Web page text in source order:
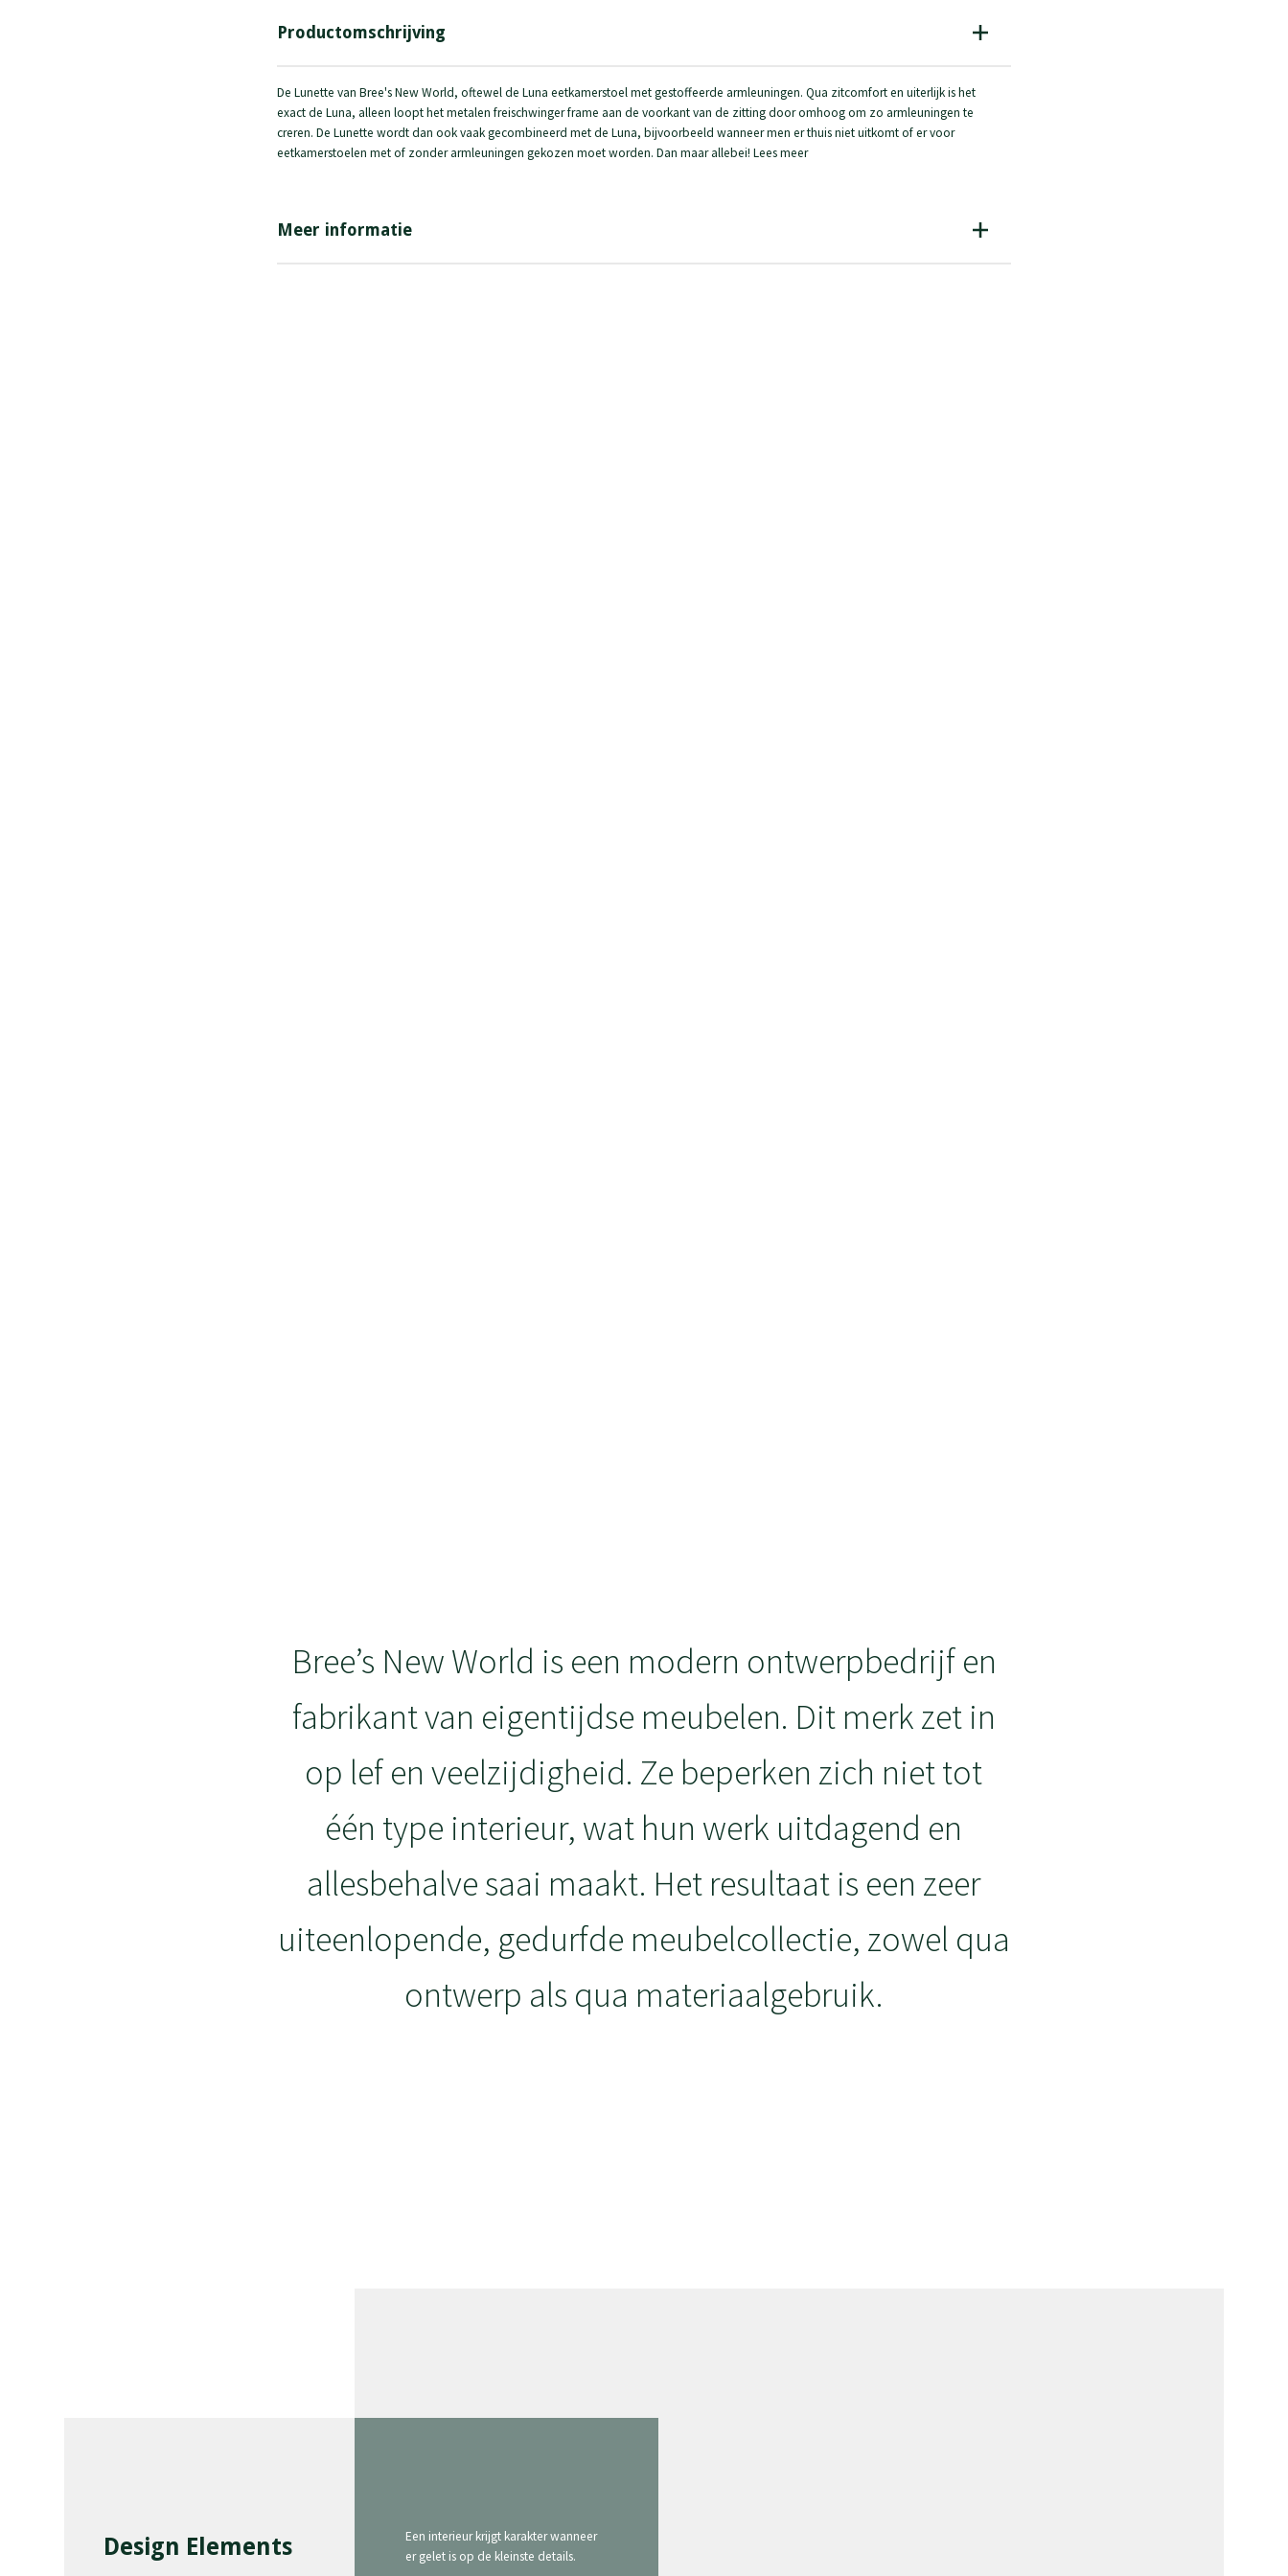
Productomschrijving
De Lunette van Bree's New World, oftewel de Luna eetkamerstoel met gestoffeerde armleuningen. Qua zitcomfort en uiterlijk is het
exact de Luna, alleen loopt het metalen freischwinger frame aan de voorkant van de zitting door omhoog om zo armleuningen te
creren. De Lunette wordt dan ook vaak gecombineerd met de Luna, bijvoorbeeld wanneer men er thuis niet uitkomt of er voor
eetkamerstoelen met of zonder armleuningen gekozen moet worden. Dan maar allebei! Lees meer
Meer informatie
Bree’s New World is een modern ontwerpbedrijf en
fabrikant van eigentijdse meubelen. Dit merk zet in
op lef en veelzijdigheid. Ze beperken zich niet tot
één type interieur, wat hun werk uitdagend en
allesbehalve saai maakt. Het resultaat is een zeer
uiteenlopende, gedurfde meubelcollectie, zowel qua
ontwerp als qua materiaalgebruik.
Design Elements
Een interieur krijgt karakter wanneer
er gelet is op de kleinste details.